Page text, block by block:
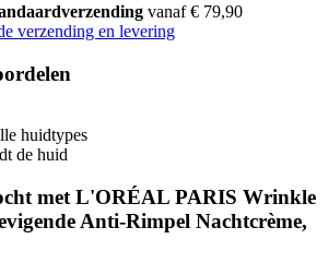
vanaf € 79,90
verzending en levering
huidtypes
de huid
met L'ORÉAL PARIS Wrinkle
Anti-Rimpel Nachtcrème,